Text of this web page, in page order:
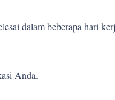
dalam beberapa hari
Anda.